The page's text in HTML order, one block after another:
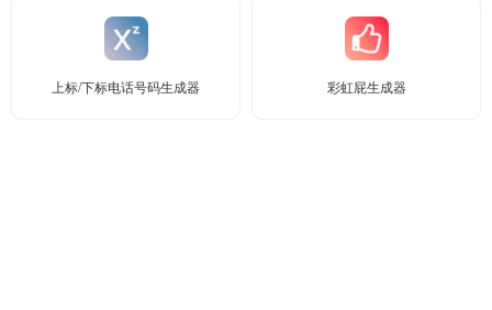
上标/下标电话号码生成器 彩虹屁生成器